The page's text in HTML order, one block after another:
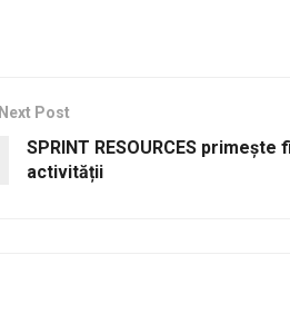
Next Post
SPRINT RESOURCES
activității